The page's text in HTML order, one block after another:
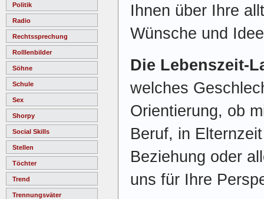
Politik
Radio
Rechtssprechung
Rolllenbilder
Söhne
Schule
Sex
Shorpy
Social Skills
Stellen
Töchter
Trend
Trennungsväter
Ihnen über Ihre
Wünsche und
Die Lebenszeit-
welches
Orientierung, ob
Beruf, in
Beziehung oder
uns für Ihre